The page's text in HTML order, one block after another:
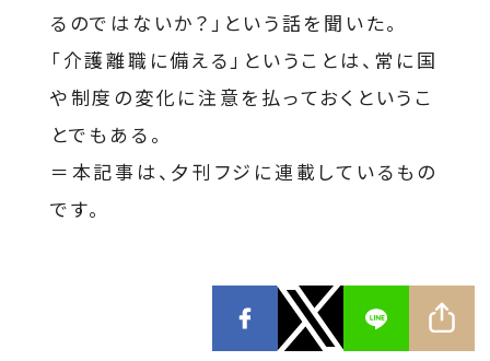
るのではないか？」という話を聞いた。
「介護離職に備える」ということは、常に国
や制度の変化に注意を払っておくというこ
とでもある。
＝本記事は、夕刊フジに連載しているもの
です。